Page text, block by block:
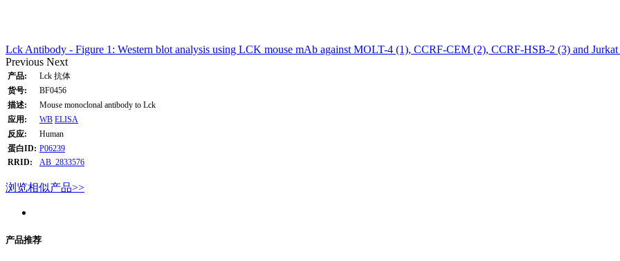
Lck Antibody - Figure 1: Western blot analysis using LCK mouse mAb against MOLT-4 (1), CCRF-CEM (2), CCRF-HSB-2 (3) and Jurkat
Previous Next
产品:
Lck 抗体
货号:
BF0456
描述:
Mouse monoclonal antibody to Lck
应用:
WB ELISA
反应:
Human
蛋白ID: P06239
RRID:
AB_2833576
浏览相似产品>>
产品推荐